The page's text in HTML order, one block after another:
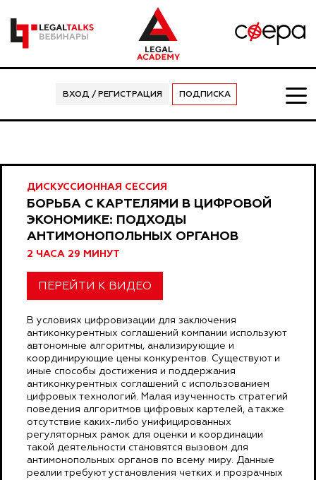
ВХОД / РЕГИСТРАЦИЯ ПОДПИСКА
ДИСКУССИОННАЯ СЕССИЯ
БОРЬБА С КАРТЕЛЯМИ В ЦИФРОВОЙ
ЭКОНОМИКЕ: ПОДХОДЫ
АНТИМОНОПОЛЬНЫХ ОРГАНОВ
2 ЧАСА 29 МИНУТ
ПЕРЕЙТИ К ВИДЕО
В условиях цифровизации для заключения
антиконкурентных соглашений компании используют
автономные алгоритмы, анализирующие и
координирующие цены конкурентов. Существуют и
иные способы достижения и поддержания
антиконкурентных соглашений с использованием
цифровых технологий. Малая изученность стратегий
поведения алгоритмов цифровых картелей, а также
отсутствие каких-либо унифицированных
регуляторных рамок для оценки и координации
такой деятельности становятся вызовом для
антимонопольных органов по всему миру. Данные
реалии требуют установления четких и прозрачных